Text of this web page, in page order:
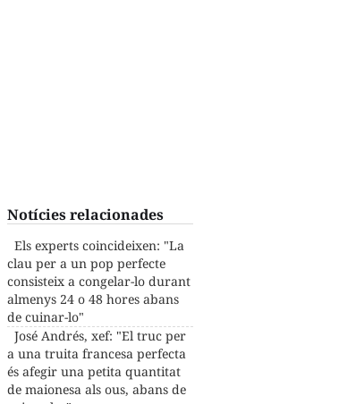
Notícies relacionades
Els experts coincideixen: "La
clau per a un pop perfecte
consisteix a congelar-lo durant
almenys 24 o 48 hores abans
de cuinar-lo"
José Andrés, xef: "El truc per
a una truita francesa perfecta
és afegir una petita quantitat
de maionesa als ous, abans de